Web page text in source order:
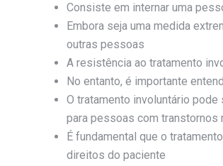
Consiste em internar uma
Embora seja uma medida
outras pessoas
A resistência ao tratamento
No entanto, é importante
O tratamento involuntário
para pessoas com transtornos
É fundamental que o
direitos do paciente